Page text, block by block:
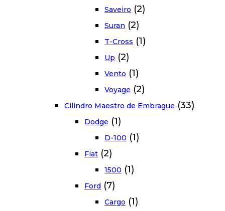
Saveiro (2)
Suran (2)
T-Cross (1)
Up (2)
Vento (1)
Voyage (2)
Cilindro Maestro de Embrague (33)
Dodge (1)
D-100 (1)
Fiat (2)
1500 (1)
Ford (7)
Cargo (1)